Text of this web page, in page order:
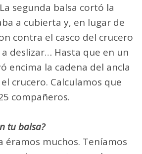
segunda balsa cortó la
a cubierta y, en lugar de
contra el casco del crucero
deslizar… Hasta que en un
encima la cadena del ancla
crucero. Calculamos que
compañeros.
tu balsa?
éramos muchos. Teníamos